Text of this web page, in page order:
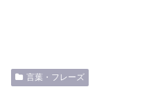
言葉・フレーズ